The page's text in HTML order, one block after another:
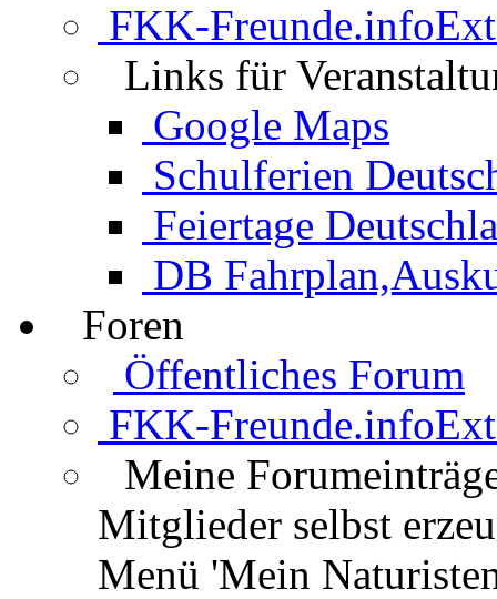
FKK-Freunde.info
Links für
Google Maps
Schulferien
Feiertage
DB
Foren
Öffentliches Forum
FKK-Freunde.info
Meine
Mitglieder selbst
Menü 'Mein